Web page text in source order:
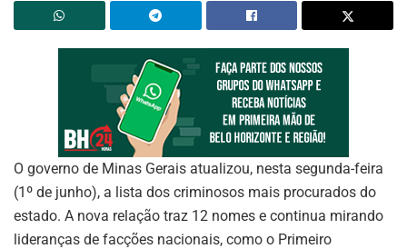
O governo de Minas Gerais atualizou, nesta segunda-feira
(1º de junho), a lista dos criminosos mais procurados do
estado. A nova relação traz 12 nomes e continua mirando
lideranças de facções nacionais, como o Primeiro